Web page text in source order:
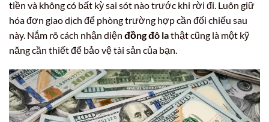
tiền và không có bất kỳ sai sót nào trước khi rời đi. Luôn giữ
hóa đơn giao dịch để phòng trường hợp cần đối chiếu sau
này. Nắm rõ cách nhận diện đồng đô lathật cũng là một kỹ
năng cần thiết để bảo vệ tài sản của bạn.